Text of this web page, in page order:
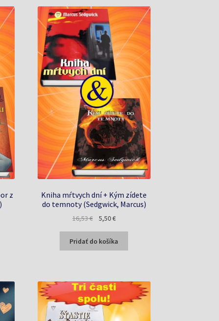
z
Kniha mŕtvych dní + Kým zídete
do temnoty (Sedgwick, Marcus)
16,53€
Pôvodná
bola:
16,53 €.
5,50€Aktuálna
je:
5,50 €.
Pridať do košíka